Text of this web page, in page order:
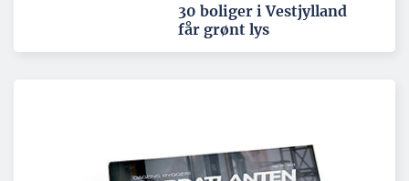
30 boliger i Vestjylland
får grønt lys